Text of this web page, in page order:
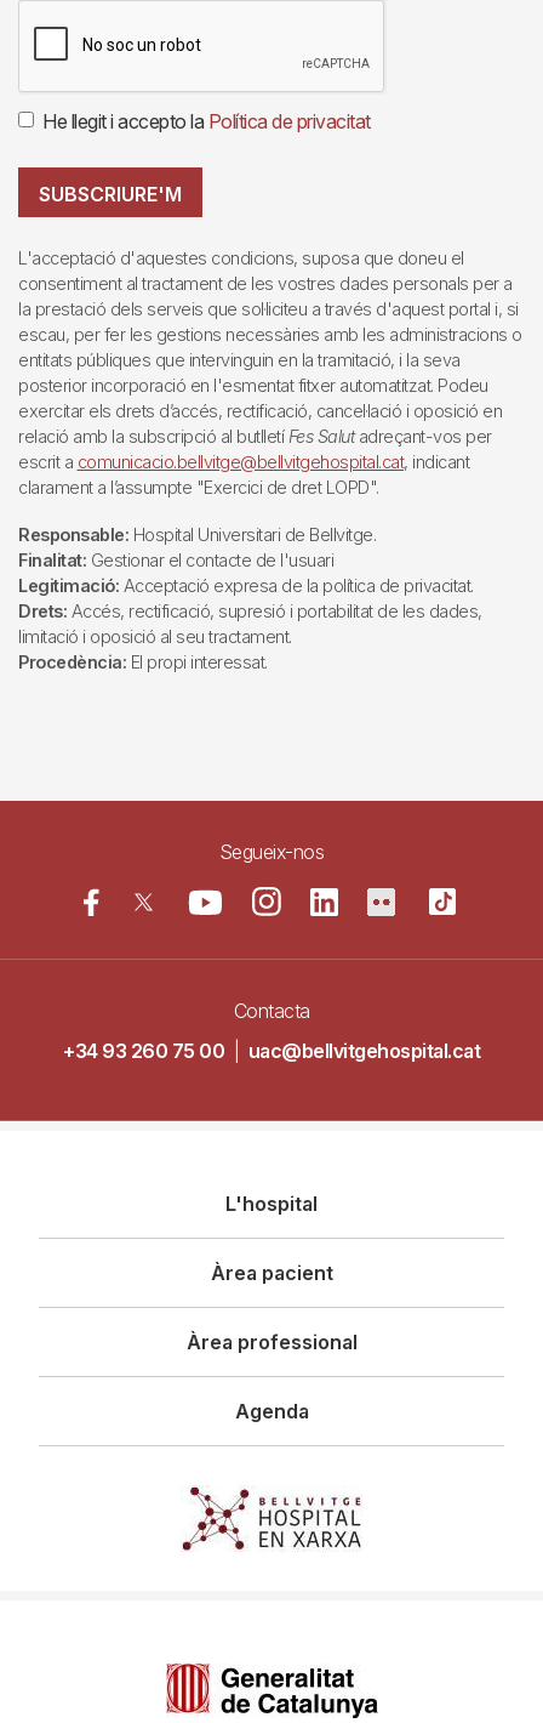
He llegit i accepto la Política de privacitat
SUBSCRIURE'M
L'acceptació d'aquestes condicions, suposa que doneu el
consentiment al tractament de les vostres dades personals per a
la prestació dels serveis que sol·liciteu a través d'aquest portal i, si
escau, per fer les gestions necessàries amb les administracions o
entitats públiques que intervinguin en la tramitació, i la seva
posterior incorporació en l'esmentat fitxer automatitzat. Podeu
exercitar els drets d’accés, rectificació, cancel·lació i oposició en
relació amb la subscripció al butlletí Fes Salutadreçant-vos per
escrit a comunicacio.bellvitge@bellvitgehospital.cat, indicant
clarament a l’assumpte "Exercici de dret LOPD".
Responsable: Hospital Universitari de Bellvitge.
Finalitat: Gestionar el contacte de l'usuari
Legitimació: Acceptació expresa de la política de privacitat.
Drets: Accés, rectificació, supresió i portabilitat de les dades,
limitació i oposició al seu tractament.
Procedència: El propi interessat.
Segueix-nos
Contacta
+34 93 260 75 00
uac@bellvitgehospital.cat
principal
L'hospital
Àrea pacient
Àrea professional
Agenda